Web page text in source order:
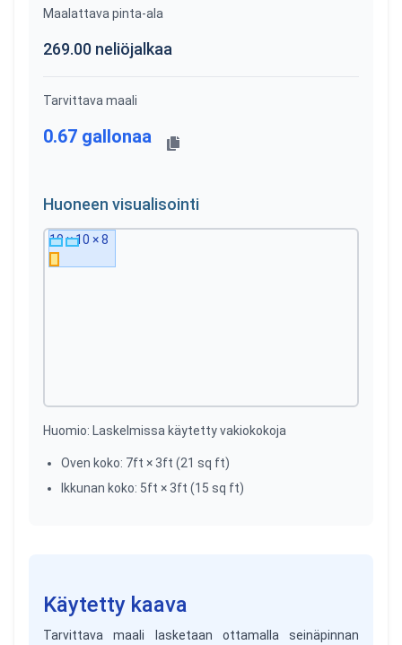
Maalattava pinta-ala
269.00 neliöjalkaa
Tarvittava maali
0.67 gallonaa
Huoneen visualisointi
10×10 ×8
ft
Huomio: Laskelmissa käytetty vakiokokoja
Oven koko: 7ft × 3ft (21 sq ft)
Ikkunan koko: 5ft × 3ft (15 sq ft)
Käytetty kaava
Tarvittava maali lasketaan ottamalla seinäpinnan